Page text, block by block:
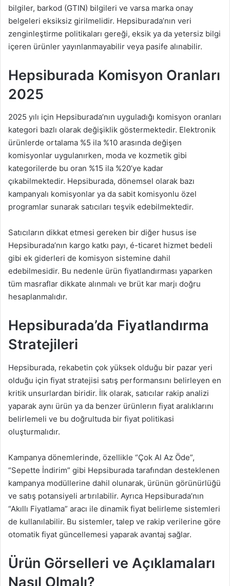
bilgiler, barkod (GTIN) bilgileri ve varsa marka onay
belgeleri eksiksiz girilmelidir. Hepsiburada’nın veri
zenginleştirme politikaları gereği, eksik ya da yetersiz bilgi
içeren ürünler yayınlanmayabilir veya pasife alınabilir.
Hepsiburada Komisyon Oranları
2025
2025 yılı için Hepsiburada’nın uyguladığı komisyon oranları
kategori bazlı olarak değişiklik göstermektedir. Elektronik
ürünlerde ortalama %5 ila %10 arasında değişen
komisyonlar uygulanırken, moda ve kozmetik gibi
kategorilerde bu oran %15 ila %20’ye kadar
çıkabilmektedir. Hepsiburada, dönemsel olarak bazı
kampanyalı komisyonlar ya da sabit komisyonlu özel
programlar sunarak satıcıları teşvik edebilmektedir.
Satıcıların dikkat etmesi gereken bir diğer husus ise
Hepsiburada’nın kargo katkı payı, é-ticaret hizmet bedeli
gibi ek giderleri de komisyon sistemine dahil
edebilmesidir. Bu nedenle ürün fiyatlandırması yaparken
tüm masraflar dikkate alınmalı ve brüt kar marjı doğru
hesaplanmalıdır.
Hepsiburada’da Fiyatlandırma
Stratejileri
Hepsiburada, rekabetin çok yüksek olduğu bir pazar yeri
olduğu için fiyat stratejisi satış performansını belirleyen en
kritik unsurlardan biridir. İlk olarak, satıcılar rakip analizi
yaparak aynı ürün ya da benzer ürünlerın fiyat aralıklarını
belirlemeli ve bu doğrultuda bir fiyat politikasi
oluşturmalıdır.
Kampanya dönemlerinde, özellikle “Çok Al Az Öde”,
“Sepette İndirim” gibi Hepsiburada tarafından desteklenen
kampanya modüllerine dahil olunarak, ürünün görünürlüğü
ve satış potansiyeli artırılabilir. Ayrıca Hepsiburada’nın
“Akıllı Fiyatlama” aracı ile dinamik fiyat belirleme sistemleri
de kullanılabilir. Bu sistemler, talep ve rakip verilerine göre
otomatik fiyat güncellemesi yaparak avantaj sağlar.
Ürün Görselleri ve Açıklamaları
Nasıl Olmalı?